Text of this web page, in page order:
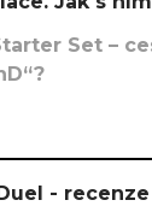
Set –
-